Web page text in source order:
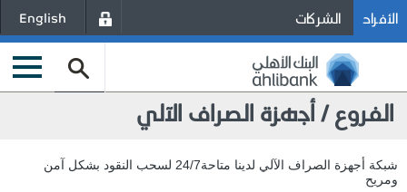
الأفراد الشركات English
الفروع / أجهزة الصراف الآلي
شبكة أجهزة الصراف الآلي لدينا متاحة24/7 لسحب النقود بشكل آمن
ومريح